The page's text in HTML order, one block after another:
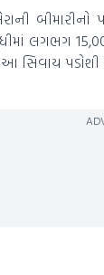
બીમારીનો
લગભગ
આ સિવાય